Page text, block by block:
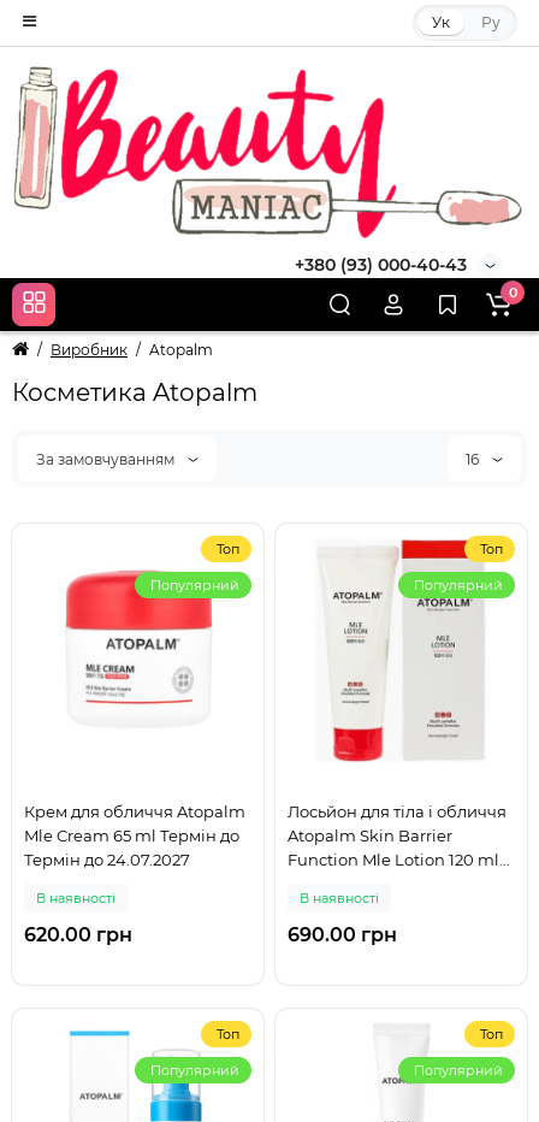
Ук Ру
+380 (93) 000-40-43
0
Виробник Atopalm
Косметика Atopalm
За замовчуванням 16
Топ
Популярний
Крем для обличчя Atopalm
Mle Cream 65 ml Термін до
Термін до 24.07.2027
В наявності
620.00 грн
Топ
Популярний
Лосьйон для тіла і обличчя
Atopalm Skin Barrier
Function Mle Lotion 120 ml
В наявності
690.00 грн
Топ
Популярний
Топ
Популярний